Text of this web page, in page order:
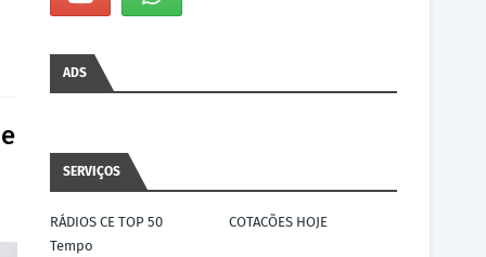
ADS
SERVIÇOS
RÁDIOS CE TOP 50
COTACÕES HOJE
Tempo